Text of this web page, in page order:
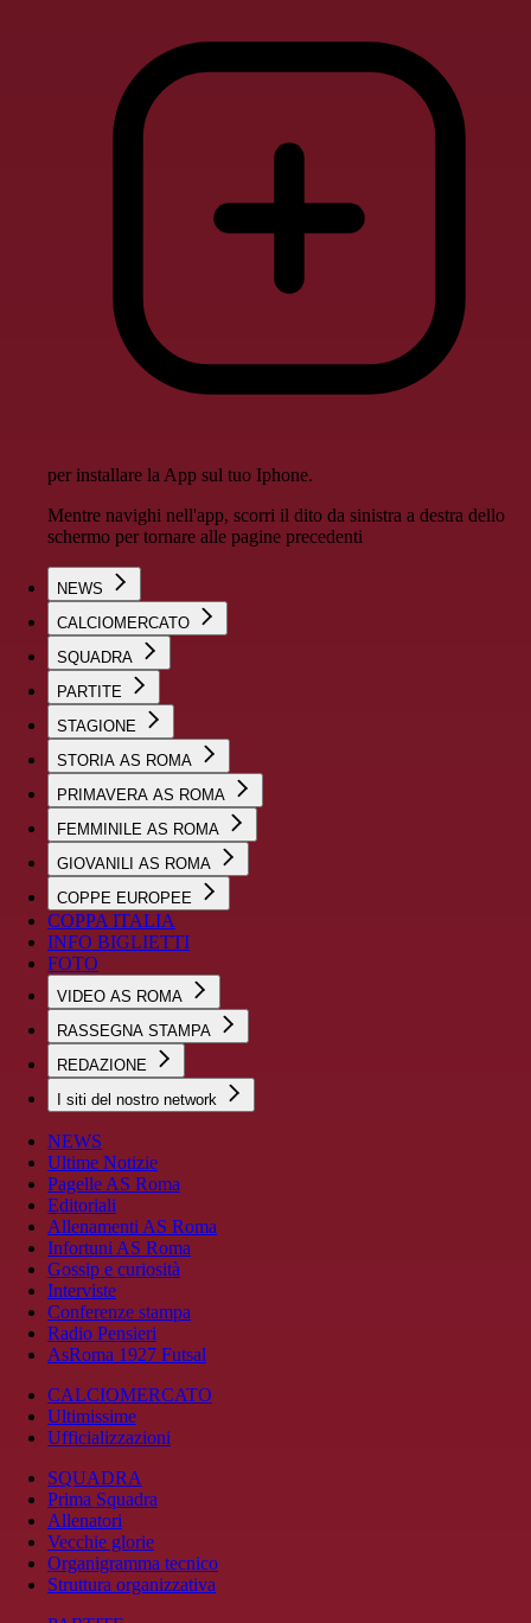
per installare la App sul tuo Iphone.
Mentre navighi nell'app, scorri il dito da sinistra a destra dello
schermo per tornare alle pagine precedenti
NEWS
CALCIOMERCATO
SQUADRA
PARTITE
STAGIONE
STORIA AS ROMA
PRIMAVERA AS ROMA
FEMMINILE AS ROMA
GIOVANILI AS ROMA
COPPE EUROPEE
COPPA ITALIA
INFO BIGLIETTI
FOTO
VIDEO AS ROMA
RASSEGNA STAMPA
REDAZIONE
I siti del nostro network
NEWS
Ultime Notizie
Pagelle AS Roma
Editoriali
Allenamenti AS Roma
Infortuni AS Roma
Gossip e curiosità
Interviste
Conferenze stampa
Radio Pensieri
AsRoma 1927 Futsal
CALCIOMERCATO
Ultimissime
Ufficializzazioni
SQUADRA
Prima Squadra
Allenatori
Vecchie glorie
Organigramma tecnico
Struttura organizzativa